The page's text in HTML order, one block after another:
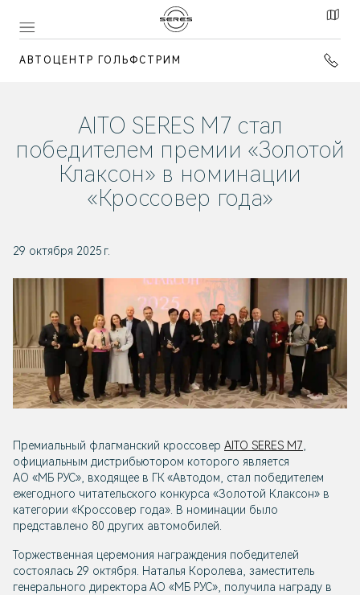
АВТОЦЕНТР ГОЛЬФСТРИМ
AITO SERES M7 стал
победителем премии «Золотой
Клаксон» в номинации
«Кроссовер года»
29 октября 2025 г.
Премиальный флагманский кроссовер AITO SERES M7
официальным дистрибьютором которого является
АО «МБ РУС», входящее в ГК «Автодом, стал победителем
ежегодного читательского конкурса «Золотой Клаксон» в
категории «Кроссовер года». В номинации было
представлено 80 других автомобилей.
Торжественная церемония награждения победителей
состоялась 29 октября. Наталья Королева, заместитель
генерального директора АО «МБ РУС», получила награду в